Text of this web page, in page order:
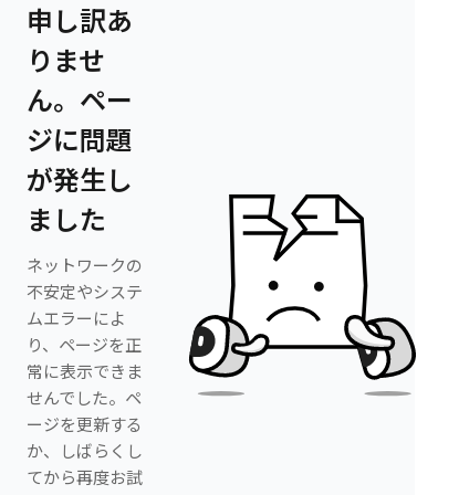
申し訳あ
りませ
ん。ペー
ジに問題
が発生し
ました
ネットワークの
不安定やシステ
ムエラーによ
り、ページを正
常に表示できま
せんでした。ペ
ージを更新する
か、しばらくし
てから再度お試